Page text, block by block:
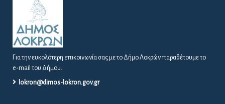
Για την ευκολότερη επικοινωνία σας με το Δήμο Λοκρών παραθέτουμε το
e-mail του Δήμου.
lokron@dimos-lokron.gov.gr